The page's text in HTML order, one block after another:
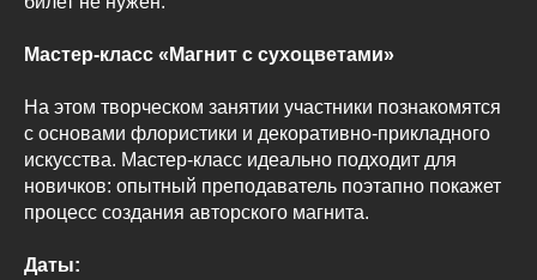
Мастер-класс «Магнит с сухоцветами»
На этом творческом занятии участники познакомятся
с основами флористики и декоративно-прикладного
искусства. Мастер-класс идеально подходит для
новичков: опытный преподаватель поэтапно покажет
процесс создания авторского магнита.
Даты: